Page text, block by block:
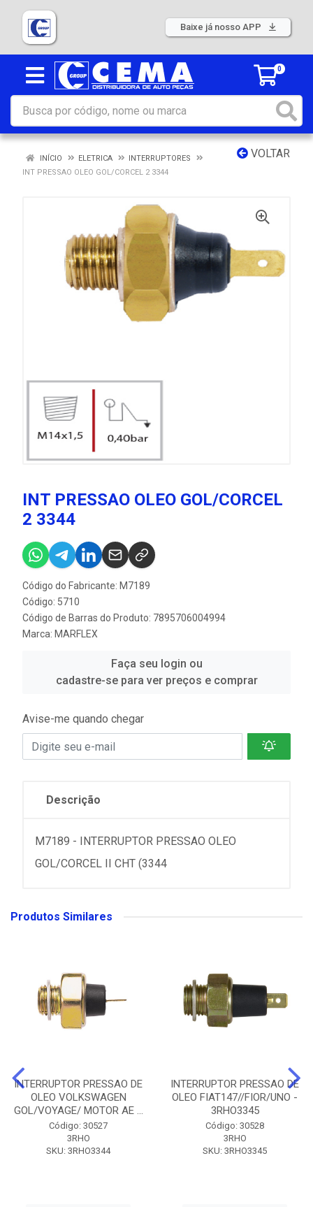
Baixe já nosso APP
0
VOLTAR
INÍCIO ELETRICA
INTERRUPTORES
INT PRESSAO OLEO GOL/CORCEL 2 3344
INT PRESSAO OLEO GOL/CORCEL
2 3344
Código do Fabricante: M7189
Código: 5710
Código de Barras do Produto: 7895706004994
Marca: MARFLEX
Faça seu login ou
cadastre-se para ver preços e comprar
Avise-me quando chegar
Descrição
M7189 - INTERRUPTOR PRESSAO OLEO
GOL/CORCEL II CHT (3344
Produtos Similares
INTERRUPTOR PRESSAO DE
OLEO VOLKSWAGEN
GOL/VOYAGE/ MOTOR AE ...
Código: 30527
3RHO
SKU: 3RHO3344
INTERRUPTOR PRESSAO DE
OLEO FIAT147//FIOR/UNO -
3RHO3345
Código: 30528
3RHO
SKU: 3RHO3345